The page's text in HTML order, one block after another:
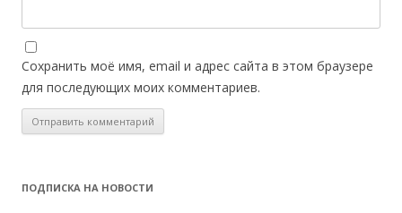
Сохранить моё имя, email и адрес сайта в этом браузере
для последующих моих комментариев.
ПОДПИСКА НА НОВОСТИ